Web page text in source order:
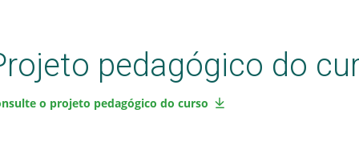
pedagógico do
o projeto pedagógico do curso